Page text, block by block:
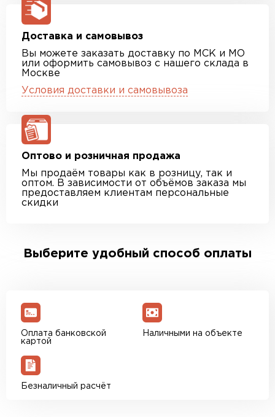
Доставка и самовывоз
Вы можете заказать доставку по МСК и МО
или оформить самовывоз с нашего склада в
Москве
Условия доставки и самовывоза
Оптово и розничная продажа
Мы продаём товары как в розницу, так и
оптом. В зависимости от объёмов заказа мы
предоставляем клиентам персональные
скидки
Выберите удобный способ оплаты
Оплата банковской
картой
Наличными на объекте
Безналичный расчёт